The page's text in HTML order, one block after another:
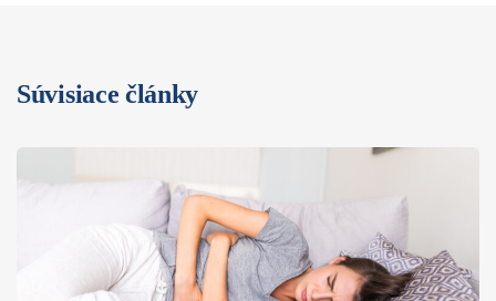
Súvisiace články